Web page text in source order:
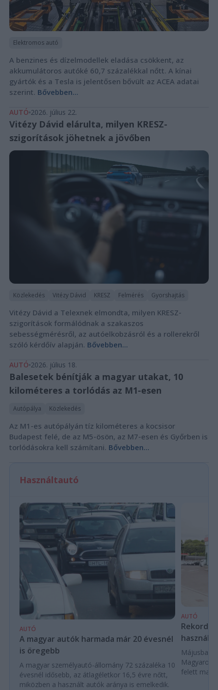
Elektromos autó
A benzines és dízelmodellek eladása csökkent, az
akkumulátoros autóké 60,7 százalékkal nőtt. A kínai
gyártók és a Tesla is jelentősen bővült az ACEA adatai
szerint. Bővebben...
AUTÓ 2026. július 22.
Vitézy Dávid elárulta, milyen KRESZ-
szigorítások jöhetnek a jövőben
Közlekedés Vitézy Dávid KRESZ Felmérés Gyorshajtás
Vitézy Dávid a Telexnek elmondta, milyen KRESZ-
szigorítások formálódnak a szakaszos
sebességmérésről, az autóelkobzásról és a rollerekről
szóló kérdőív alapján. Bővebben...
AUTÓ 2026. július 18.
Balesetek bénítják a magyar utakat, 10
kilométeres a torlódás az M1-esen
Autópálya Közlekedés
Az M1-es autópályán tíz kilométeres a kocsisor
Budapest felé, de az M5-ösön, az M7-esen és Győrben is
torlódásokra kell számítani. Bővebben...
Használtautó
AUTÓ
A magyar autók harmada már 20 évesnél
is öregebb
A magyar személyautó-állomány 72 százaléka 10
évesnél idősebb, az átlagéletkor 16,5 évre nőtt,
miközben a használt autók aránya is emelkedik.
AUTÓ
Májusban
felett